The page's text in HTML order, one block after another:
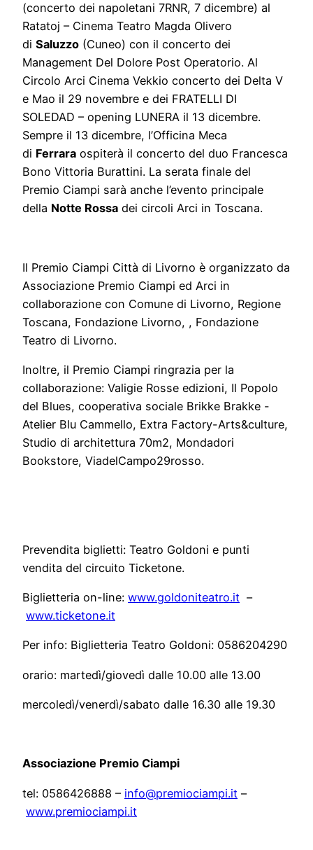
(concerto dei napoletani 7RNR, 7 dicembre) al
Ratatoj – Cinema Teatro Magda Olivero
di Saluzzo (Cuneo) con il concerto dei
Management Del Dolore Post Operatorio. Al
Circolo Arci Cinema Vekkio concerto dei Delta V
e Mao il 29 novembre e dei FRATELLI DI
SOLEDAD – opening LUNERA il 13 dicembre.
Sempre il 13 dicembre, l’Officina Meca
di Ferrara ospiterà il concerto del duo Francesca
Bono Vittoria Burattini. La serata finale del
Premio Ciampi sarà anche l’evento principale
della Notte Rossa dei circoli Arci in Toscana.
Il Premio Ciampi Città di Livorno è organizzato da
Associazione Premio Ciampi ed Arci in
collaborazione con Comune di Livorno, Regione
Toscana, Fondazione Livorno, , Fondazione
Teatro di Livorno.
Inoltre, il Premio Ciampi ringrazia per la
collaborazione: Valigie Rosse edizioni, Il Popolo
del Blues, cooperativa sociale Brikke Brakke -
Atelier Blu Cammello, Extra Factory-Arts&culture,
Studio di architettura 70m2, Mondadori
Bookstore, ViadelCampo29rosso.
Prevendita biglietti: Teatro Goldoni e punti
vendita del circuito Ticketone.
Biglietteria on-line: www.goldoniteatro.it –
www.ticketone.it
Per info: Biglietteria Teatro Goldoni: 0586204290
orario: martedì/giovedì dalle 10.00 alle 13.00
mercoledì/venerdì/sabato dalle 16.30 alle 19.30
Associazione Premio Ciampi
tel: 0586426888 – info@premiociampi.it –
www.premiociampi.it